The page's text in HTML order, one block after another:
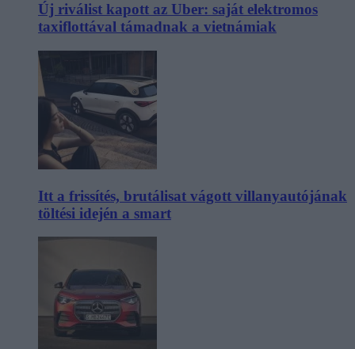
Új riválist kapott az Uber: saját elektromos
taxiflottával támadnak a vietnámiak
Itt a frissítés, brutálisat vágott villanyautójának
töltési idején a smart